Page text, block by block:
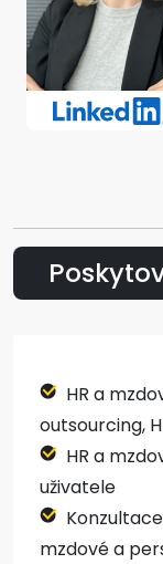
HR a
outsourcing,
HR a
uživatele
mzdové a